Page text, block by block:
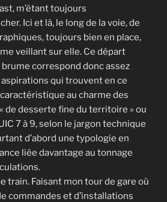
m’étant toujours
Ici et là, le long de la voie, de
toujours bien en place,
veillant sur elle. Ce départ
correspond donc assez
qui trouvent en ce
au charme des
de desserte fine du territoire » ou
7 à 9, selon le jargon technique
d’abord une typologie en
liée davantage au tonnage
train. Faisant mon tour de gare où
commandes et d’installations